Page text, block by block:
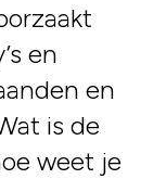
en
en
is de
weet je